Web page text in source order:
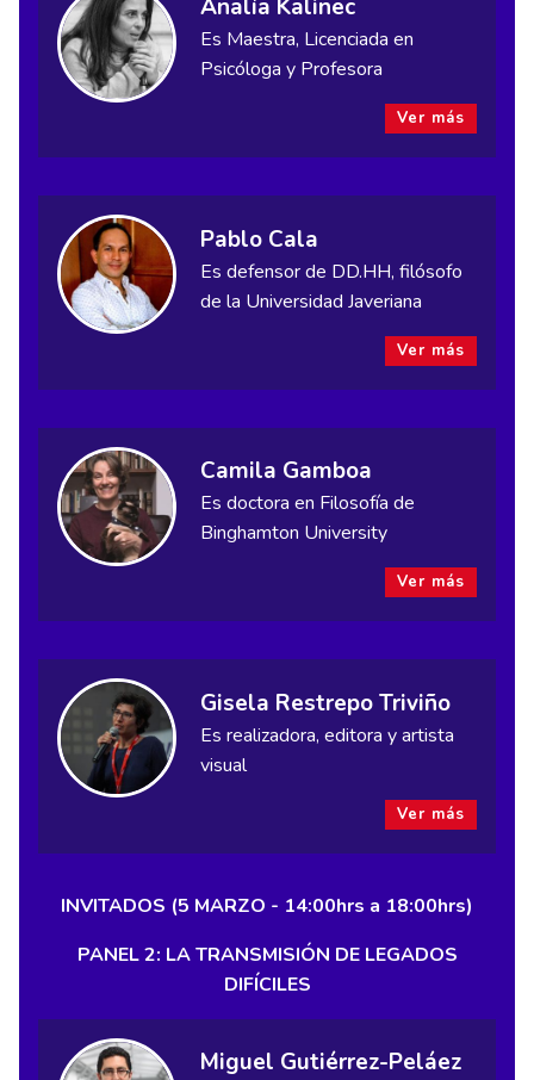
Analía Kalinec
Es Maestra, Licenciada en
Psicóloga y Profesora
Ver más
Pablo Cala
Es defensor de DD.HH, filósofo
de la Universidad Javeriana
Ver más
Camila Gamboa
Es doctora en Filosofía de
Binghamton University
Ver más
Gisela Restrepo Triviño
Es realizadora, editora y artista
visual
Ver más
INVITADOS (5 MARZO - 14:00hrs a 18:00hrs)
PANEL 2: LA TRANSMISIÓN DE LEGADOS
DIFÍCILES
Miguel Gutiérrez-Peláez